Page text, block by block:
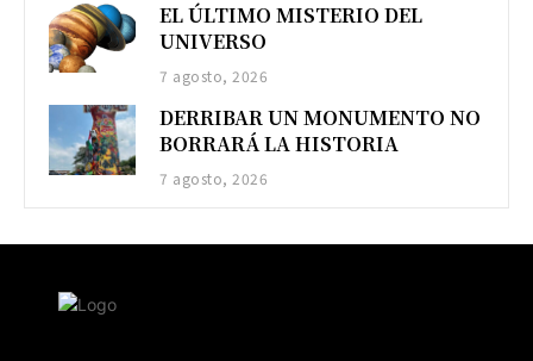
EL ÚLTIMO MISTERIO DEL
UNIVERSO
7 agosto, 2026
DERRIBAR UN MONUMENTO NO
BORRARÁ LA HISTORIA
7 agosto, 2026